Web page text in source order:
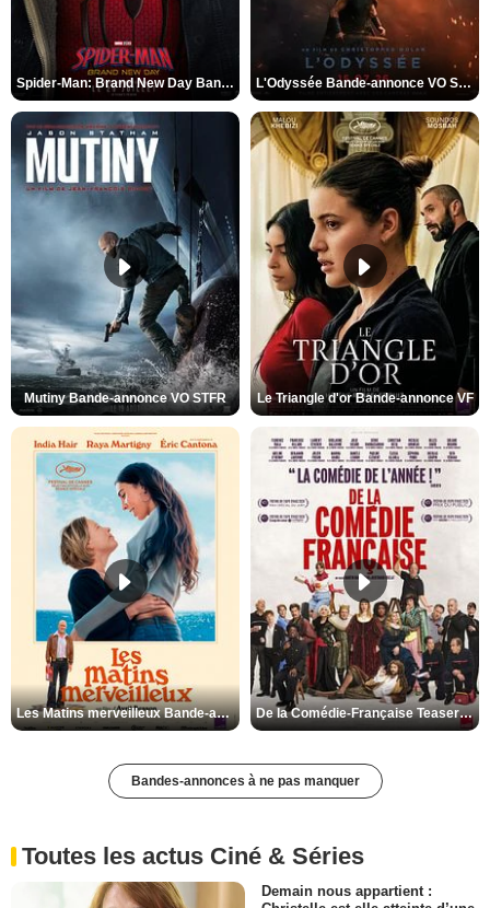
Spider-Man: Brand New Day Bande-annonce VO STFR L'Odyssée Bande-annonce VO STFR
Mutiny Bande-annonce VO STFR Le Triangle d'or Bande-annonce VF
Les Matins merveilleux Bande-annonce VF De la Comédie-Française Teaser VF
Bandes-annonces à ne pas manquer
Toutes les actus Ciné & Séries
Demain nous appartient :